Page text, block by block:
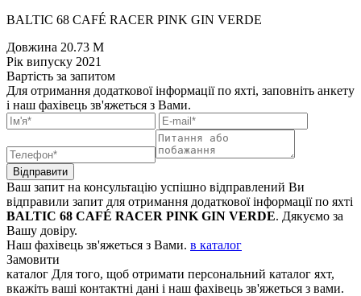
BALTIC 68 CAFÉ RACER PINK GIN VERDE
Довжина 20.73 M
Рік випуску 2021
Вартість за запитом
Для отримання додаткової інформації по яхті, заповніть анкету
і наш фахівець зв'яжеться з Вами.
Відправити
Ваш запит на консультацію успішно відправлений Ви
відправили запит для отримання додаткової інформації по яхті
BALTIC 68 CAFÉ RACER PINK GIN VERDE. Дякуємо за
Вашу довіру.
Наш фахівець зв'яжеться з Вами. в каталог
Замовити
каталог Для того, щоб отримати персональний каталог яхт,
вкажіть ваші контактні дані і наш фахівець зв'яжеться з вами.